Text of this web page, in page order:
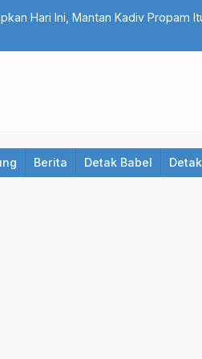
Saat Nunggu Pembeli di
Berita Detak Babel